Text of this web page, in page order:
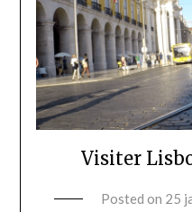
Visiter
Posted on 25